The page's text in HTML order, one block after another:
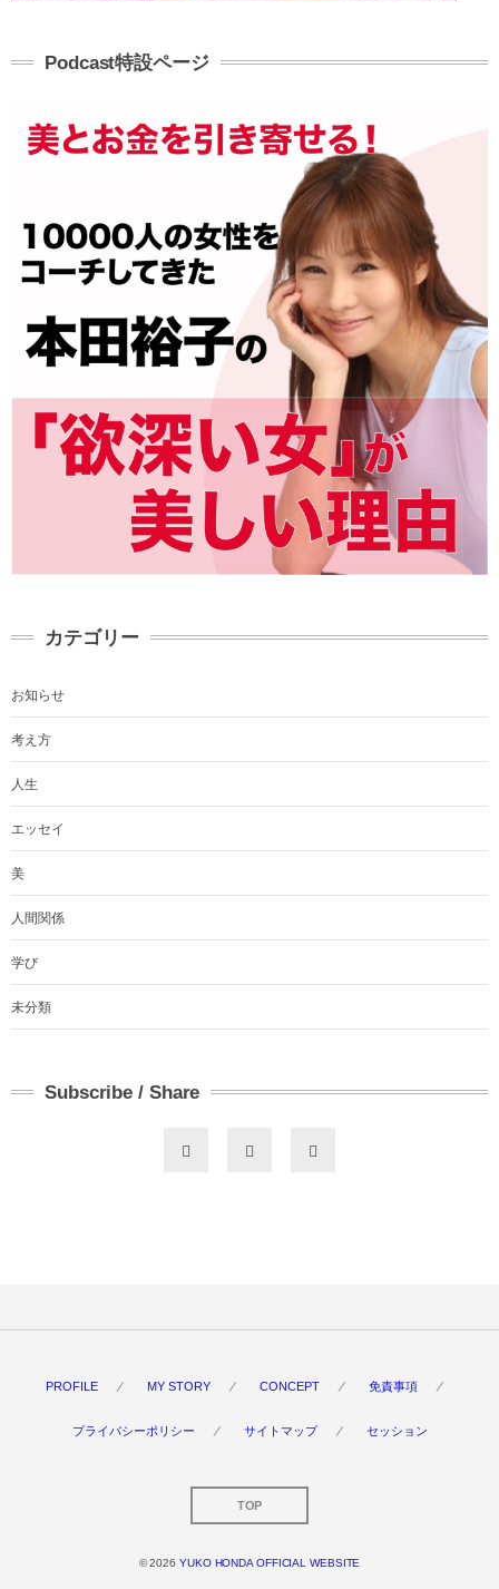
Podcast特設ページ
カテゴリー
お知らせ
考え方
人生
エッセイ
美
人間関係
学び
未分類
Subscribe / Share
PROFILE MY STORY CONCEPT 免責事項
プライバシーポリシー サイトマップ セッション
TOP
© 2026 YUKO HONDA OFFICIAL WEBSITE